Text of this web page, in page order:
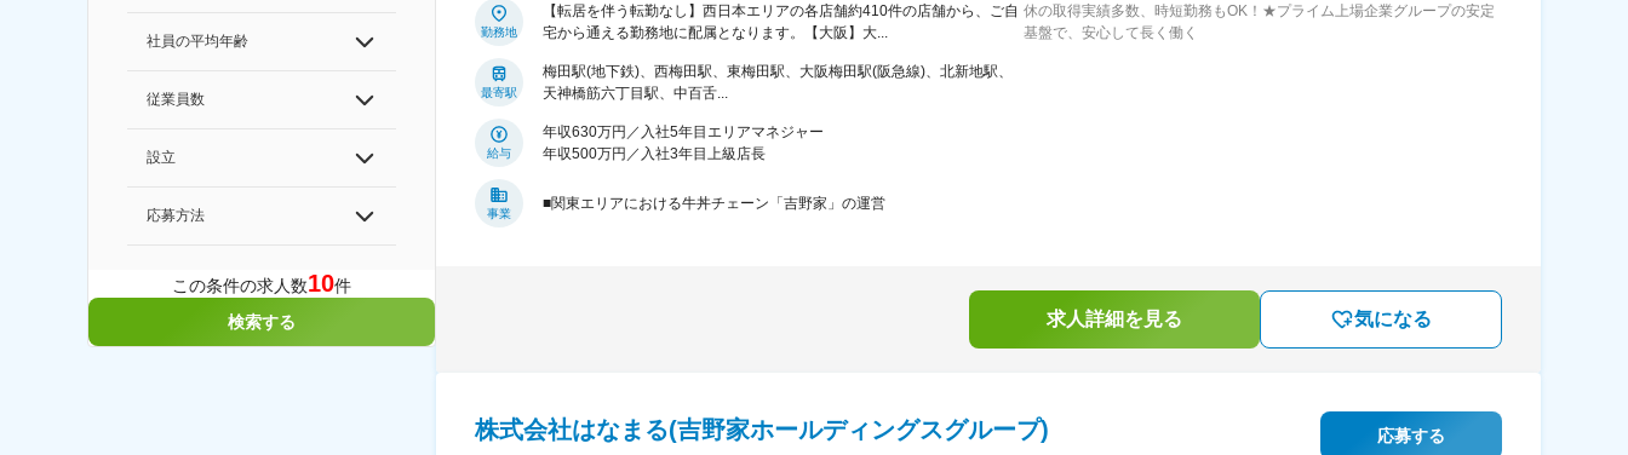
社員の平均年齢
従業員数
設立
応募方法
この条件の求人数10件
検索する
勤務地
【転居を伴う転勤なし】西日本エリアの各店舗約410件の店舗から、ご自
宅から通える勤務地に配属となります。【大阪】大...
最寄駅
梅田駅(地下鉄)、西梅田駅、東梅田駅、大阪梅田駅(阪急線)、北新地駅、
天神橋筋六丁目駅、中百舌...
給与
年収630万円／入社5年目エリアマネジャー
年収500万円／入社3年目上級店長
事業
■関東エリアにおける牛丼チェーン「吉野家」の運営
休の取得実績多数、時短勤務もOK！★プライム上場企業グループの安定
基盤で、安心して長く働く
求人詳細を見る 気になる
株式会社はなまる(吉野家ホールディングスグループ) 応募する